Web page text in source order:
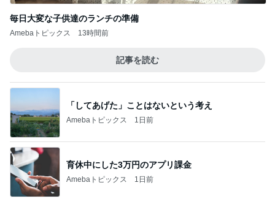
毎日大変な子供達のランチの準備
Amebaトピックス 13時間前
記事を読む
「してあげた」ことはないという考え
Amebaトピックス 1日前
育休中にした3万円のアプリ課金
Amebaトピックス 1日前